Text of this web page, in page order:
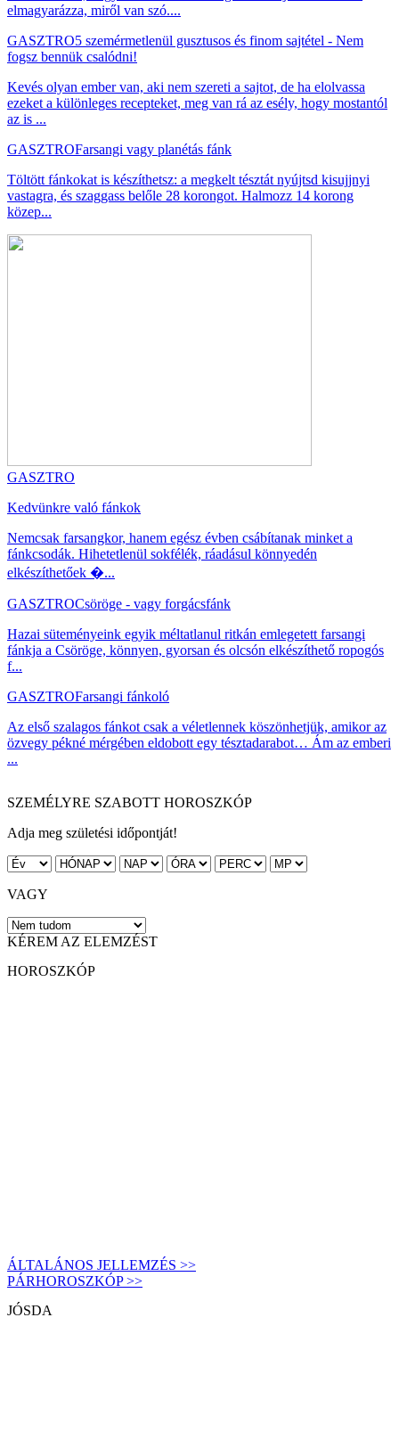
elmagyarázza, miről van szó....
GASZTRO5 szemérmetlenül gusztusos és finom sajtétel - Nem
fogsz bennük csalódni!
Kevés olyan ember van, aki nem szereti a sajtot, de ha elolvassa
ezeket a különleges recepteket, meg van rá az esély, hogy mostantól
az is ...
GASZTROFarsangi vagy planétás fánk
Töltött fánkokat is készíthetsz: a megkelt tésztát nyújtsd kisujjnyi
vastagra, és szaggass belőle 28 korongot. Halmozz 14 korong
közep...
GASZTRO
Kedvünkre való fánkok
Nemcsak farsangkor, hanem egész évben csábítanak minket a
fánkcsodák. Hihetetlenül sokfélék, ráadásul könnyedén
elkészíthetőek �...
GASZTROCsöröge - vagy forgácsfánk
Hazai süteményeink egyik méltatlanul ritkán emlegetett farsangi
fánkja a Csöröge, könnyen, gyorsan és olcsón elkészíthető ropogós
f...
GASZTROFarsangi fánkoló
Az első szalagos fánkot csak a véletlennek köszönhetjük, amikor az
özvegy pékné mérgében eldobott egy tésztadarabot… Ám az emberi
...
SZEMÉLYRE SZABOTT HOROSZKÓP
Adja meg születési időpontját!
VAGY
KÉREM AZ ELEMZÉST
HOROSZKÓP
ÁLTALÁNOS JELLEMZÉS >>
PÁRHOROSZKÓP >>
JÓSDA